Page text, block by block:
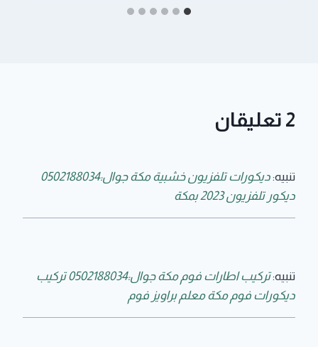
2 تعليقان
تنبيه:
ديكورات تلفزيون خشبية مكة جوال:0502188034
ديكور تلفزيون 2023 بمكة
تنبيه:
تركيب اطارات فوم مكة جوال:0502188034 تركيب
ديكورات فوم مكة معلم براويز فوم